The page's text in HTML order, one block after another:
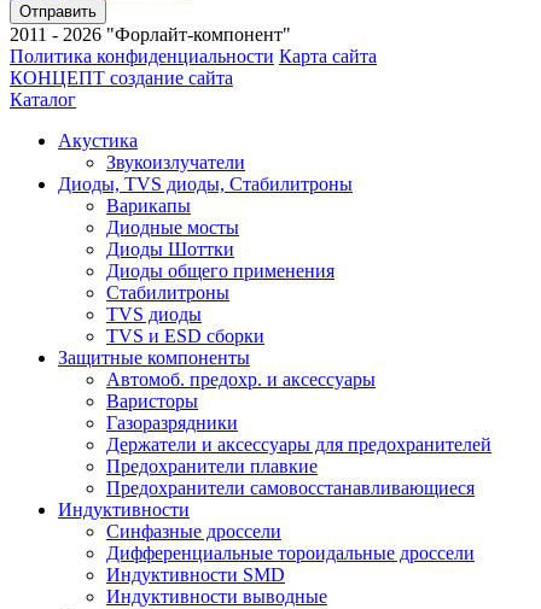
Отправить
2011 - 2026 "Форлайт-компонент"
Политика конфиденциальности Карта сайта
КОНЦЕПТ создание сайта
Каталог
Акустика
Звукоизлучатели
Диоды, TVS диоды, Стабилитроны
Варикапы
Диодные мосты
Диоды Шоттки
Диоды общего применения
Стабилитроны
TVS диоды
TVS и ESD сборки
Защитные компоненты
Автомоб. предохр. и аксессуары
Варисторы
Газоразрядники
Держатели и аксессуары для предохранителей
Предохранители плавкие
Предохранители cамовосстанавливающиеся
Индуктивности
Синфазные дроссели
Дифференциальные тороидальные дроссели
Индуктивности SMD
Индуктивности выводные